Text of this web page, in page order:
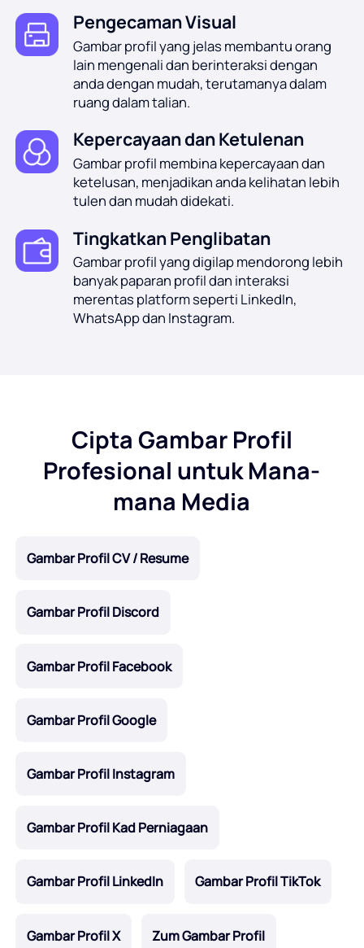
Pengecaman Visual
Gambar profil yang jelas membantu orang
lain mengenali dan berinteraksi dengan
anda dengan mudah, terutamanya dalam
ruang dalam talian.
Kepercayaan dan Ketulenan
Gambar profil membina kepercayaan dan
ketelusan, menjadikan anda kelihatan lebih
tulen dan mudah didekati.
Tingkatkan Penglibatan
Gambar profil yang digilap mendorong lebih
banyak paparan profil dan interaksi
merentas platform seperti LinkedIn,
WhatsApp dan Instagram.
Cipta Gambar Profil
Profesional untuk Mana-
mana Media
Gambar Profil CV / Resume
Gambar Profil Discord
Gambar Profil Facebook
Gambar Profil Google
Gambar Profil Instagram
Gambar Profil Kad Perniagaan
Gambar Profil LinkedIn Gambar Profil TikTok
Gambar Profil X Zum Gambar Profil